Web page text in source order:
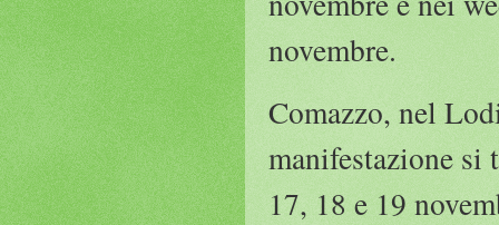
novembre.
Comazzo, nel
manifestazione si
17, 18 e 19